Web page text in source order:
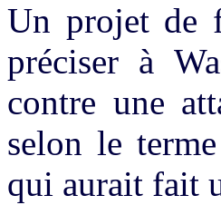
Un projet de
préciser à
contre une
selon le
qui aurait fait